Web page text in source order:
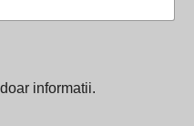
informatii.